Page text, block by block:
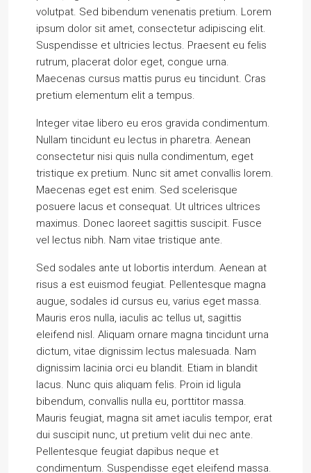
volutpat. Sed bibendum venenatis pretium. Lorem
ipsum dolor sit amet, consectetur adipiscing elit.
Suspendisse et ultricies lectus. Praesent eu felis
rutrum, placerat dolor eget, congue urna.
Maecenas cursus mattis purus eu tincidunt. Cras
pretium elementum elit a tempus.
Integer vitae libero eu eros gravida condimentum.
Nullam tincidunt eu lectus in pharetra. Aenean
consectetur nisi quis nulla condimentum, eget
tristique ex pretium. Nunc sit amet convallis lorem.
Maecenas eget est enim. Sed scelerisque
posuere lacus et consequat. Ut ultrices ultrices
maximus. Donec laoreet sagittis suscipit. Fusce
vel lectus nibh. Nam vitae tristique ante.
Sed sodales ante ut lobortis interdum. Aenean at
risus a est euismod feugiat. Pellentesque magna
augue, sodales id cursus eu, varius eget massa.
Mauris eros nulla, iaculis ac tellus ut, sagittis
eleifend nisl. Aliquam ornare magna tincidunt urna
dictum, vitae dignissim lectus malesuada. Nam
dignissim lacinia orci eu blandit. Etiam in blandit
lacus. Nunc quis aliquam felis. Proin id ligula
bibendum, convallis nulla eu, porttitor massa.
Mauris feugiat, magna sit amet iaculis tempor, erat
dui suscipit nunc, ut pretium velit dui nec ante.
Pellentesque feugiat dapibus neque et
condimentum. Suspendisse eget eleifend massa.